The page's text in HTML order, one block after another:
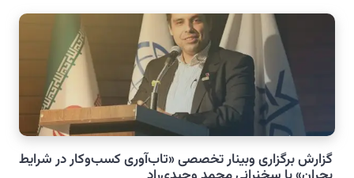
گزارش برگزاری وبینار تخصصی «تاب‌آوری کسب‌وکار در شرایط